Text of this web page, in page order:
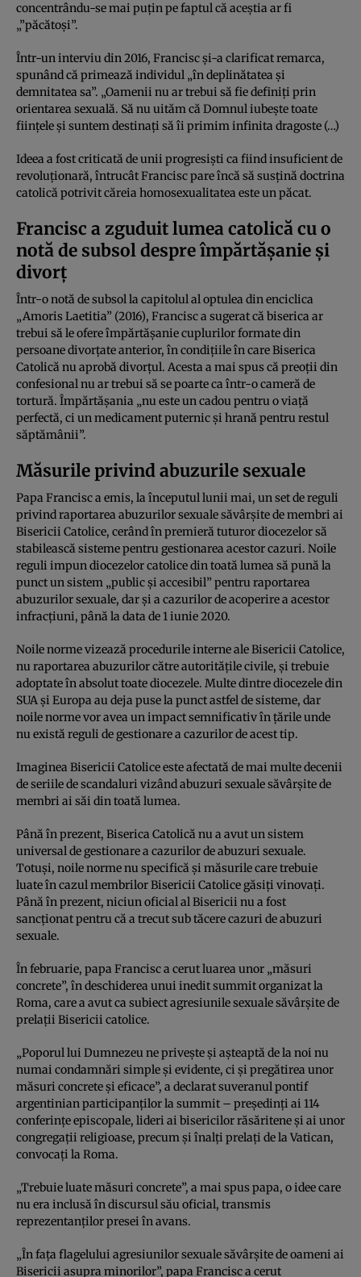
concentrându-se mai puţin pe faptul că aceştia ar fi
„”păcătoşi”.
Într-un interviu din 2016, Francisc şi-a clarificat remarca,
spunând că primează individul „în deplinătatea şi
demnitatea sa”. „Oamenii nu ar trebui să fie definiţi prin
orientarea sexuală. Să nu uităm că Domnul iubeşte toate
fiinţele şi suntem destinaţi să îi primim infinita dragoste (…)
Ideea a fost criticată de unii progresişti ca fiind insuficient de
revoluţionară, întrucât Francisc pare încă să susţină doctrina
catolică potrivit căreia homosexualitatea este un păcat.
Francisc a zguduit lumea catolică cu o
notă de subsol despre împărtăşanie şi
divorţ
Într-o notă de subsol la capitolul al optulea din enciclica
„Amoris Laetitia” (2016), Francisc a sugerat că biserica ar
trebui să le ofere împărtăşanie cuplurilor formate din
persoane divorţate anterior, în condiţiile în care Biserica
Catolică nu aprobă divorţul. Acesta a mai spus că preoţii din
confesional nu ar trebui să se poarte ca într-o cameră de
tortură. Împărtăşania „nu este un cadou pentru o viaţă
perfectă, ci un medicament puternic şi hrană pentru restul
săptămânii”.
Măsurile privind abuzurile sexuale
Papa Francisc a emis, la începutul lunii mai, un set de reguli
privind raportarea abuzurilor sexuale săvârşite de membri ai
Bisericii Catolice, cerând în premieră tuturor diocezelor să
stabilească sisteme pentru gestionarea acestor cazuri. Noile
reguli impun diocezelor catolice din toată lumea să pună la
punct un sistem „public şi accesibil” pentru raportarea
abuzurilor sexuale, dar şi a cazurilor de acoperire a acestor
infracţiuni, până la data de 1 iunie 2020.
Noile norme vizează procedurile interne ale Bisericii Catolice,
nu raportarea abuzurilor către autorităţile civile, şi trebuie
adoptate în absolut toate diocezele. Multe dintre diocezele din
SUA şi Europa au deja puse la punct astfel de sisteme, dar
noile norme vor avea un impact semnificativ în ţările unde
nu există reguli de gestionare a cazurilor de acest tip.
Imaginea Bisericii Catolice este afectată de mai multe decenii
de seriile de scandaluri vizând abuzuri sexuale săvârşite de
membri ai săi din toată lumea.
Până în prezent, Biserica Catolică nu a avut un sistem
universal de gestionare a cazurilor de abuzuri sexuale.
Totuşi, noile norme nu specifică şi măsurile care trebuie
luate în cazul membrilor Bisericii Catolice găsiţi vinovaţi.
Până în prezent, niciun oficial al Bisericii nu a fost
sancţionat pentru că a trecut sub tăcere cazuri de abuzuri
sexuale.
În februarie, papa Francisc a cerut luarea unor „măsuri
concrete”, în deschiderea unui inedit summit organizat la
Roma, care a avut ca subiect agresiunile sexuale săvârşite de
prelaţii Bisericii catolice.
„Poporul lui Dumnezeu ne priveşte şi aşteaptă de la noi nu
numai condamnări simple şi evidente, ci şi pregătirea unor
măsuri concrete şi eficace”, a declarat suveranul pontif
argentinian participanţilor la summit – preşedinţi ai 114
conferinţe episcopale, lideri ai bisericilor răsăritene şi ai unor
congregaţii religioase, precum şi înalţi prelaţi de la Vatican,
convocaţi la Roma.
„Trebuie luate măsuri concrete”, a mai spus papa, o idee care
nu era inclusă în discursul său oficial, transmis
reprezentanţilor presei în avans.
„În faţa flagelului agresiunilor sexuale săvârşite de oameni ai
Bisericii asupra minorilor”, papa Francisc a cerut